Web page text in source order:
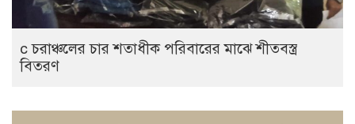
c চরাঞ্চলের চার শতাধীক পরিবারের মাঝে শীতবস্ত্র
বিতরণ